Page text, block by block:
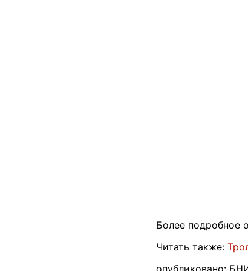
Более подробное
Читать также:
опубликовано: